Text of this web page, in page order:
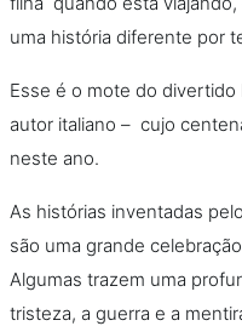
uma história diferente por
Esse é o mote do divertido
autor italiano – cujo
neste ano.
As histórias inventadas
são uma grande
Algumas trazem uma
tristeza, a guerra e a